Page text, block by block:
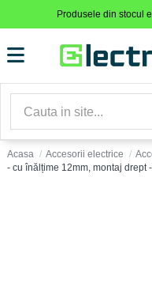
Produsele din stocul
Acasa Accesorii electrice
- cu înălțime 12mm, montaj drept